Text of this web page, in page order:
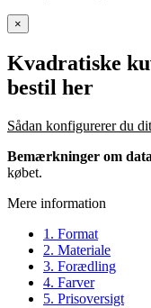
×
Kvadratiske
bestil her
Sådan konfigurerer du
Bemærkninger om
købet.
Mere information
1. Format
2. Materiale
3. Forædling
4. Farver
5. Prisoversigt